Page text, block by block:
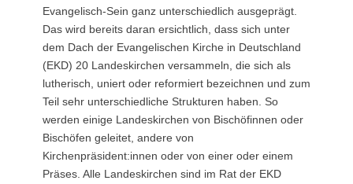
Evangelisch-Sein ganz unterschiedlich ausgeprägt.
Das wird bereits daran ersichtlich, dass sich unter
dem Dach der Evangelischen Kirche in Deutschland
(EKD) 20 Landeskirchen versammeln, die sich als
lutherisch, uniert oder reformiert bezeichnen und zum
Teil sehr unterschiedliche Strukturen haben. So
werden einige Landeskirchen von Bischöfinnen oder
Bischöfen geleitet, andere von
Kirchenpräsident:innen oder von einer oder einem
Präses. Alle Landeskirchen sind im Rat der EKD